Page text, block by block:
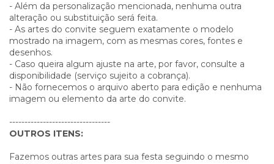
- Além da personalização mencionada, nenhuma outra
alteração ou substituição será feita.
- As artes do convite seguem exatamente o modelo
mostrado na imagem, com as mesmas cores, fontes e
desenhos.
- Caso queira algum ajuste na arte, por favor, consulte a
disponibilidade (serviço sujeito a cobrança).
- Não fornecemos o arquivo aberto para edição e nenhuma
imagem ou elemento da arte do convite.
---------------------------------
OUTROS ITENS:
Fazemos outras artes para sua festa seguindo o mesmo